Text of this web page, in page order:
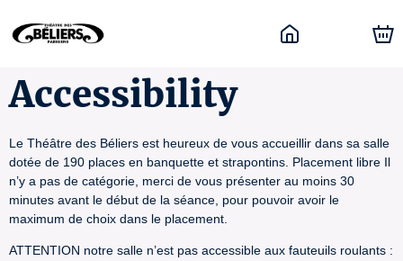
Accessibility
Le Théâtre des Béliers est heureux de vous accueillir dans sa salle
dotée de 190 places en banquette et strapontins. Placement libre Il
n’y a pas de catégorie, merci de vous présenter au moins 30
minutes avant le début de la séance, pour pouvoir avoir le
maximum de choix dans le placement.
ATTENTION notre salle n’est pas accessible aux fauteuils roulants :